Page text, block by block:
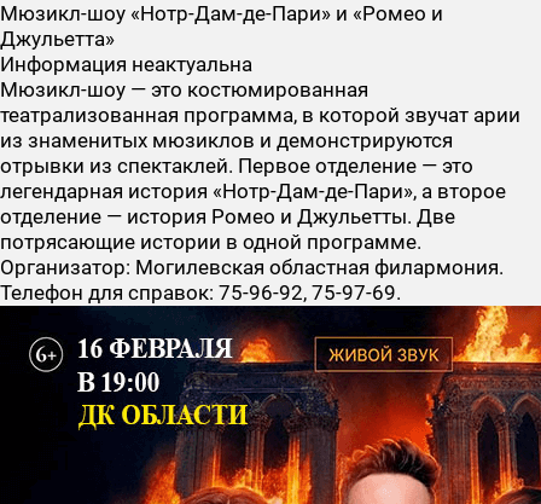
Мюзикл-шоу «Нотр-Дам-де-Пари» и «Ромео и
Джульетта»
Информация неактуальна
Мюзикл-шоу — это костюмированная
театрализованная программа, в которой звучат арии
из знаменитых мюзиклов и демонстрируются
отрывки из спектаклей. Первое отделение — это
легендарная история «Нотр-Дам-де-Пари», а второе
отделение — история Ромео и Джульетты. Две
потрясающие истории в одной программе.
Организатор: Могилевская областная филармония.
Телефон для справок: 75-96-92, 75-97-69.